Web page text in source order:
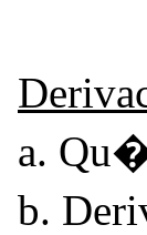
a.
b.